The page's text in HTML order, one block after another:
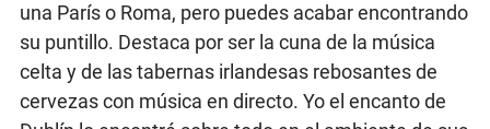
una París o Roma, pero puedes acabar encontrando
su puntillo. Destaca por ser la cuna de la música
celta y de las tabernas irlandesas rebosantes de
cervezas con música en directo. Yo el encanto de